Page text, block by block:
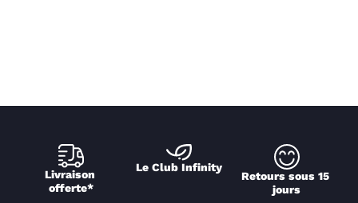
Livraison
offerte*
Le Club Infinity
Retours sous 15
jours